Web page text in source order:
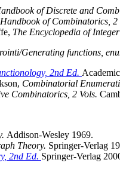
of Discrete and
Handbook of Combinatorics, 2
The Encyclopedia of Integer
Generating functions,
2nd Ed.
Combinatorial
Combinatorics, 2 Vols.
Addison-Wesley 1969.
Theory. Springer-Verlag
2nd Ed. Springer-Verlag